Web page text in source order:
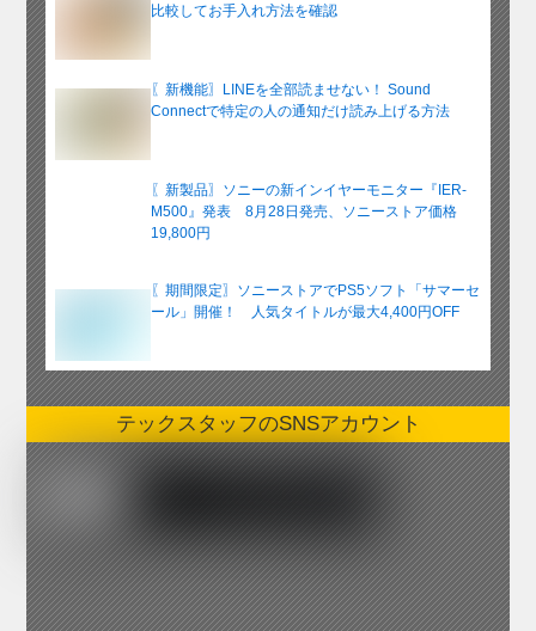
比較してお手入れ方法を確認
〖新機能〗LINEを全部読ませない！ Sound
Connectで特定の人の通知だけ読み上げる方法
〖新製品〗ソニーの新インイヤーモニター『IER-
M500』発表 8月28日発売、ソニーストア価格
19,800円
〖期間限定〗ソニーストアでPS5ソフト「サマーセ
ール」開催！ 人気タイトルが最大4,400円OFF
テックスタッフのSNSアカウント